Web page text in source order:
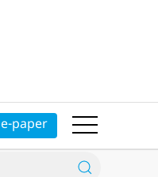
e-paper